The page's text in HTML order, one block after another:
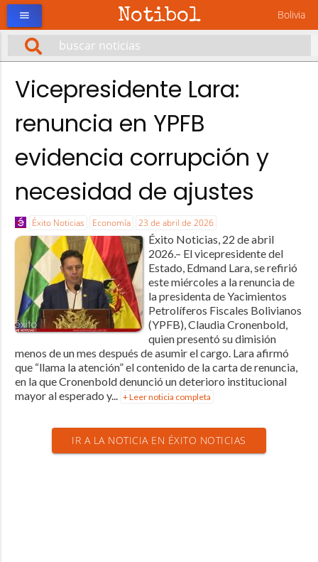
Notibol Bolivia
menu
Vicepresidente Lara:
renuncia en YPFB
evidencia corrupción y
necesidad de ajustes
Éxito Noticias Economía 23 de abril de 2026
Éxito Noticias, 22 de abril
2026.– El vicepresidente del
Estado, Edmand Lara, se refirió
este miércoles a la renuncia de
la presidenta de Yacimientos
Petrolíferos Fiscales Bolivianos
(YPFB), Claudia Cronenbold,
quien presentó su dimisión
menos de un mes después de asumir el cargo. Lara afirmó
que “llama la atención” el contenido de la carta de renuncia,
en la que Cronenbold denunció un deterioro institucional
mayor al esperado y... + Leer noticia completa
IR A LA NOTICIA EN ÉXITO NOTICIAS